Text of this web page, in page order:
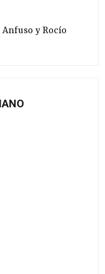
y Rocío